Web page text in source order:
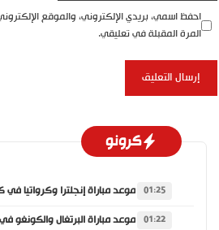
احفظ اسمي، بريدي الإلكتروني، والموقع
المرة المقبلة في تعليقي.
كرونو
01:25
01:22